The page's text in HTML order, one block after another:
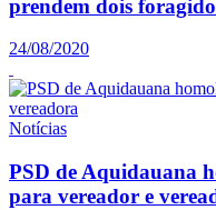
prendem dois
24/08/2020
Notícias
PSD de Aquidauana
para vereador e